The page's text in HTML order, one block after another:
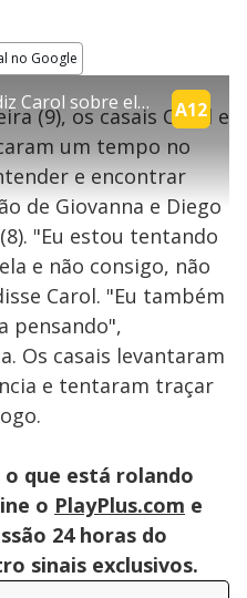
no Google
tentando assisitr é de exibição
brasileiro :-(
'Não faz sentido', diz Carol sobre eliminação de Giovanna Menezes e Diego Superbi | Power Couple A12
(9), os casais Carol e
um tempo no
e encontrar
de Giovanna e Diego
"Eu estou tentando
e não consigo, não
Carol. "Eu também
pensando",
Os casais levantaram
e tentaram traçar
que está rolando
o PlayPlus.com e
24 horas do
sinais exclusivos.